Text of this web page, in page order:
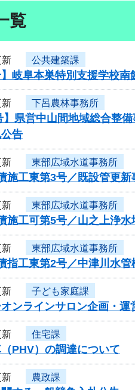
覧
新 公共建築課
】岐阜本巣特別支援学校
新 下呂農林事務所
】県営中山間地域総合
告
新 東部広域水道事務所
施工東第3号／既設管更
新 東部広域水道事務所
施工可第5号／山之上浄
新 東部広域水道事務所
指工東第2号／中津川水
新 子ども家庭課
ンラインサロン企画・運
新 住宅課
PHV）の調達について
新 農政課